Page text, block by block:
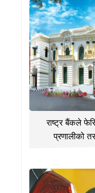
राष्ट्र बैंकले
प्रणालीको